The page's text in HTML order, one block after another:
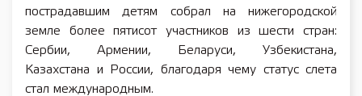
пострадавшим детям собрал на нижегородской
земле более пятисот участников из шести стран:
Сербии, Армении, Беларуси, Узбекистана,
Казахстана и России, благодаря чему статус слета
стал международным.